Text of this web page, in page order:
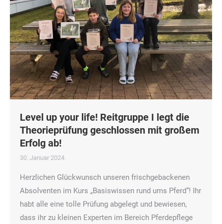
Level up your life! Reitgruppe I legt die
Theorieprüfung geschlossen mit großem
Erfolg ab!
30. Januar 2024
Herzlichen Glückwunsch unseren frischgebackenen
Absolventen im Kurs „Basiswissen rund ums Pferd“! Ihr
habt alle eine tolle Prüfung abgelegt und bewiesen,
dass ihr zu kleinen Experten im Bereich Pferdepflege